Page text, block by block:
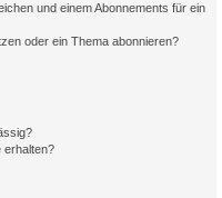
und einem Abonnements für ein
oder ein Thema abonnieren?
erhalten?